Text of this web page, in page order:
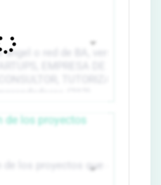
de los proyectos